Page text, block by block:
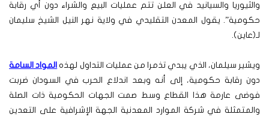
والثيوريا والسيانيد في العلن تتم عمليات البيع والشراء دون أي رقابة
حكومية”. يقول المعدن التقليدي في ولاية نهر النيل الشيخ سليمان
لـ(عاين).
ويشير سيلمان، الذي يبدي تذمرا من عمليات التداول لهذه المواد السامة
دون رقابة حكومية، إلى أنه وبعد اندلاع الحرب في السودان ضربت
فوضى عارمة هذا القطاع وسط صمت الجهات الحكومية ذات الصلة
والمتمثلة في شركة الموارد المعدنية الجهة الإشرافية على التعدين